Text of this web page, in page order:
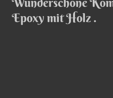
Epoxy mit Holz .